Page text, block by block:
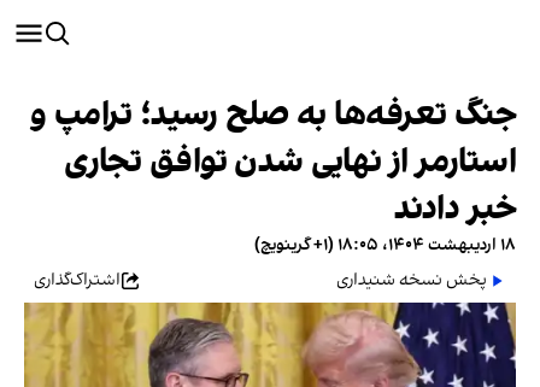
جنگ تعرفه‌ها به صلح رسید؛ ترامپ و
استارمر از نهایی شدن توافق تجاری
خبر دادند
۱۸ اردیبهشت ۱۴۰۴، ۱۸:۰۵ (‎+۱ گرینویچ)
پخش نسخه شنیداری
اشتراک‌گذاری